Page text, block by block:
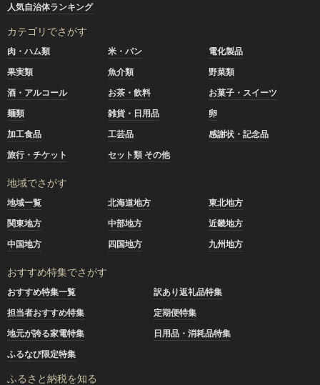
人気自治体ランキング
カテゴリでさがす
肉・ハム類 米・パン
電化製品
果実類
魚介類
野菜類
酒・アルコール
お茶・飲料
お菓子・スイーツ
麺類
雑貨・日用品
卵
加工食品
工芸品
感謝状・記念品
旅行・チケット
セット類 その他
地域でさがす
地域一覧 北海道地方
東北地方
関東地方
中部地方
近畿地方
中国地方
四国地方 九州地方
おすすめ特集でさがす
おすすめ特集一覧
訳あり返礼品特集
担当者おすすめ特集
定期便特集
地元が誇る家電特集
日用品・消耗品特集
ふるなび限定特集
ふるさと納税を知る